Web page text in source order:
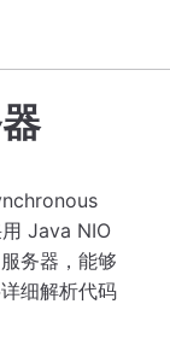
Java NIO
务器，能够
细解析代码